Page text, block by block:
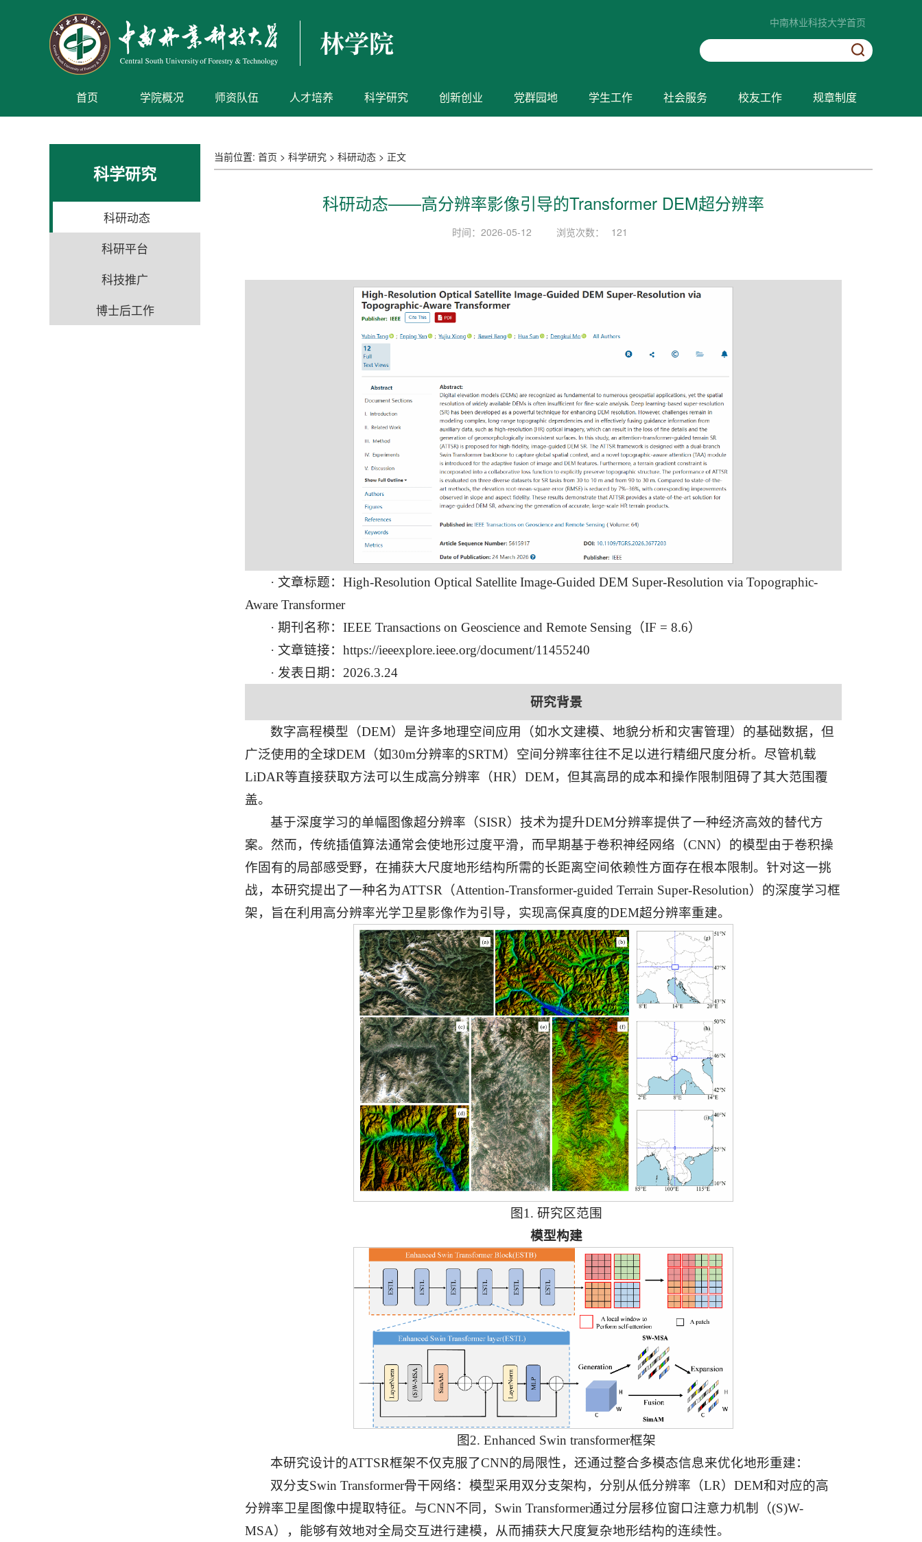
中南林业科技大学首页
首页 学院概况 师资队伍 人才培养 科学研究 创新创业 党群园地 学生工作 社会服务 校友工作 规章制度
科学研究
科研动态
科研平台
科技推广
博士后工作
当前位置: 首页 > 科学研究 > 科研动态 > 正文
科研动态——高分辨率影像引导的Transformer DEM超分辨率
时间：2026-05-12 浏览次数： 121
· 文章标题：High-Resolution Optical Satellite Image-Guided DEM Super-Resolution via Topographic-
Aware Transformer
· 期刊名称：IEEE Transactions on Geoscience and Remote Sensing（IF = 8.6）
· 文章链接：https://ieeexplore.ieee.org/document/11455240
· 发表日期：2026.3.24
研究背景
数字高程模型（DEM）是许多地理空间应用（如水文建模、地貌分析和灾害管理）的基础数据，但
广泛使用的全球DEM（如30m分辨率的SRTM）空间分辨率往往不足以进行精细尺度分析。尽管机载
LiDAR等直接获取方法可以生成高分辨率（HR）DEM，但其高昂的成本和操作限制阻碍了其大范围覆
盖。
基于深度学习的单幅图像超分辨率（SISR）技术为提升DEM分辨率提供了一种经济高效的替代方
案。然而，传统插值算法通常会使地形过度平滑，而早期基于卷积神经网络（CNN）的模型由于卷积操
作固有的局部感受野，在捕获大尺度地形结构所需的长距离空间依赖性方面存在根本限制。针对这一挑
战，本研究提出了一种名为ATTSR（Attention-Transformer-guided Terrain Super-Resolution）的深度学习框
架，旨在利用高分辨率光学卫星影像作为引导，实现高保真度的DEM超分辨率重建。
图1. 研究区范围
模型构建
图2. Enhanced Swin transformer框架
本研究设计的ATTSR框架不仅克服了CNN的局限性，还通过整合多模态信息来优化地形重建：
双分支Swin Transformer骨干网络：模型采用双分支架构，分别从低分辨率（LR）DEM和对应的高
分辨率卫星图像中提取特征。与CNN不同，Swin Transformer通过分层移位窗口注意力机制（(S)W-
MSA），能够有效地对全局交互进行建模，从而捕获大尺度复杂地形结构的连续性。